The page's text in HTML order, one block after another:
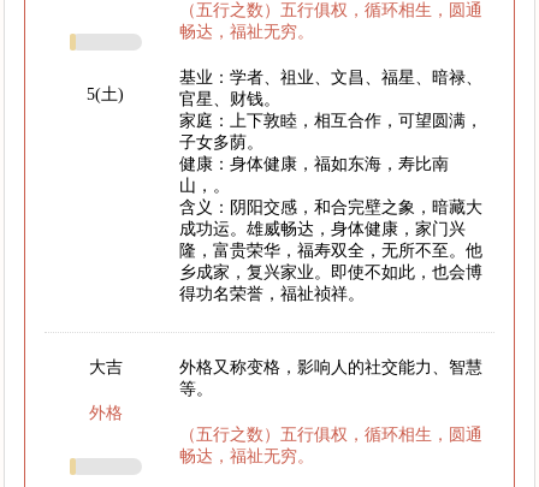
5(土)
（五行之数）五行俱权，循环相生，圆通
畅达，福祉无穷。
基业：学者、祖业、文昌、福星、暗禄、
官星、财钱。
家庭：上下敦睦，相互合作，可望圆满，
子女多荫。
健康：身体健康，福如东海，寿比南
山，。
含义：阴阳交感，和合完壁之象，暗藏大
成功运。雄威畅达，身体健康，家门兴
隆，富贵荣华，福寿双全，无所不至。他
乡成家，复兴家业。即使不如此，也会博
得功名荣誉，福祉祯祥。
大吉
外格
外格又称变格，影响人的社交能力、智慧
等。
（五行之数）五行俱权，循环相生，圆通
畅达，福祉无穷。